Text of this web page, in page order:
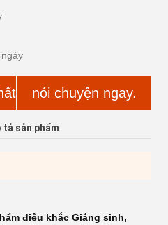
nói chuyện ngay.
tả sản phẩm
điêu khắc Giáng sinh,